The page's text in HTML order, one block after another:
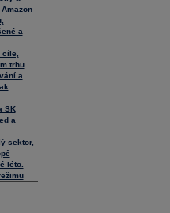
a
trhu
a
SK
a
sektor,
léto.